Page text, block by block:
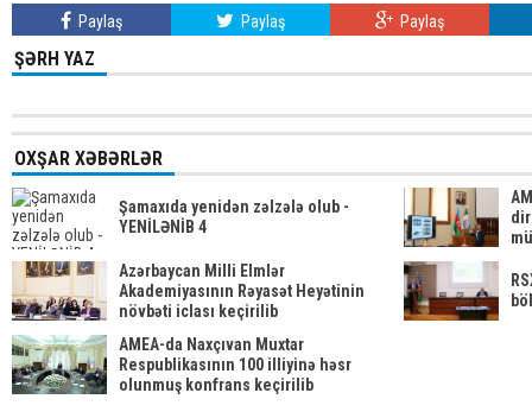
Paylaş Paylaş Paylaş
ŞƏRH YAZ
OXŞAR XƏBƏRLƏR
Şamaxıda yenidən zəlzələ olub -
YENİLƏNİB 4
Azərbaycan Milli Elmlər
Akademiyasının Rəyasət Heyətinin
növbəti iclası keçirilib
AMEA-da Naxçıvan Muxtar
Respublikasının 100 illiyinə həsr
olunmuş konfrans keçirilib